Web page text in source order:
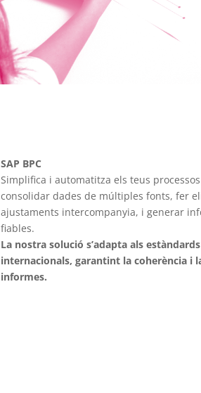
SAP BPC
Simplifica i automatitza els teus
consolidar dades de múltiples fonts, fer
ajustaments intercompanyia, i generar
fiables.
La nostra solució s’adapta als
internacionals, garantint la coherència i
informes.